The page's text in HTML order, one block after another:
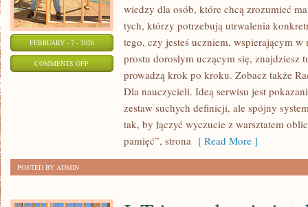
FEBRUARY - 7 - 2026
COMMENTS OFFON
MATEMATYKI
wiedzy dla osób, które chcą zrozumieć
tych, którzy potrzebują utrwalenia
tego, czy jesteś uczniem, wspierającym
prostu dorosłym uczącym się, znajdziesz
prowadzą krok po kroku. Zobacz także
Dla nauczycieli. Ideą serwisu jest
zestaw suchych definicji, ale spójny
tak, by łączyć wyczucie z warsztatem
pamięć”, strona [ Read More ]
POSTED BY ADMIN